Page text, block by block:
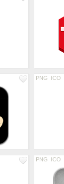
PNG ICO
PNG ICO